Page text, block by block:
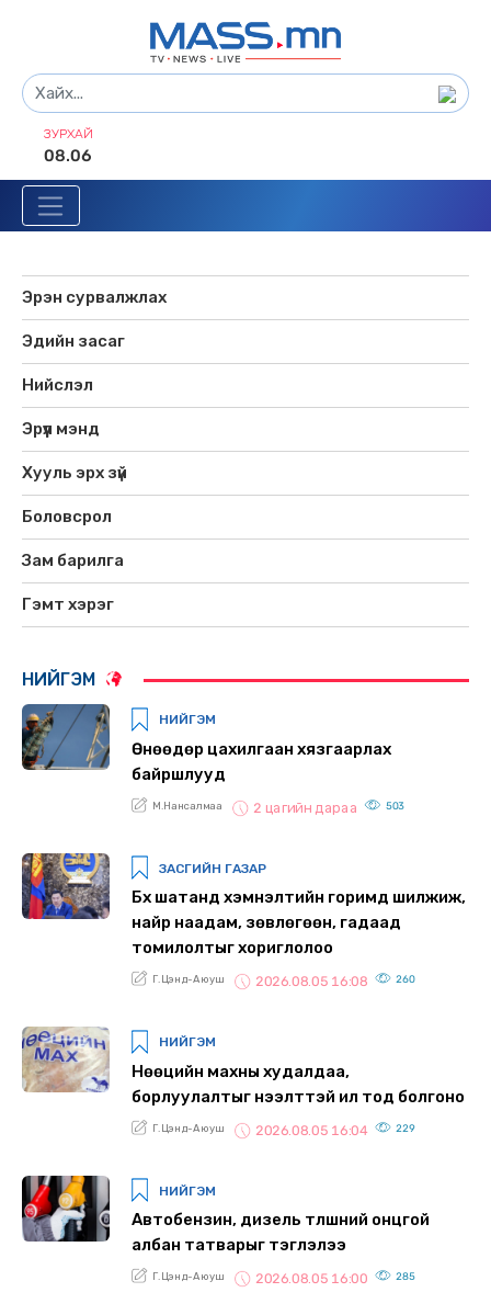
ЗУРХАЙ
08.06
Эрэн сурвалжлах
Эдийн засаг
Нийслэл
Эрүүл мэнд
Хууль эрх зүй
Боловсрол
Зам барилга
Гэмт хэрэг
НИЙГЭМ
НИЙГЭМ
Өнөөдөр цахилгаан хязгаарлах
байршлууд
М.Нансалмаа 2 цагийн дараа 503
ЗАСГИЙН ГАЗАР
Бүх шатанд хэмнэлтийн горимд шилжиж,
найр наадам, зөвлөгөөн, гадаад
томилолтыг хориглолоо
Г.Цэнд-Аюуш 2026.08.05 16:08 260
НИЙГЭМ
Нөөцийн махны худалдаа,
борлуулалтыг нээлттэй ил тод болгоно
Г.Цэнд-Аюуш 2026.08.05 16:04 229
НИЙГЭМ
Автобензин, дизель түлшний онцгой
албан татварыг тэглэлээ
Г.Цэнд-Аюуш 2026.08.05 16:00 285